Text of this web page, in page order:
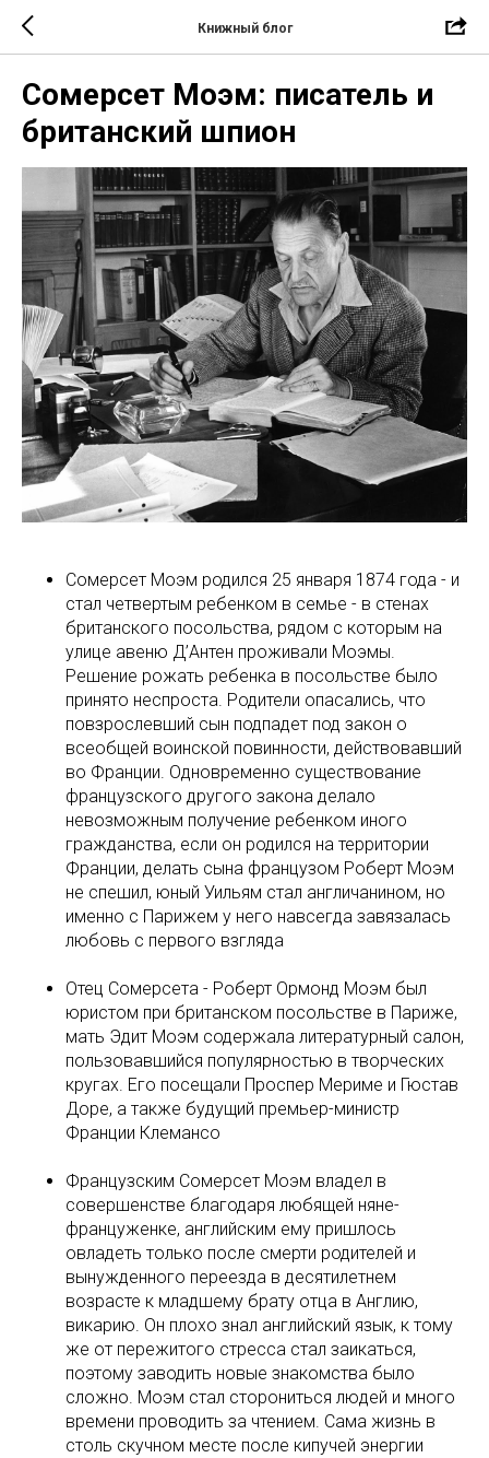
Книжный блог
Сомерсет Моэм: писатель и
британский шпион
Сомерсет Моэм родился 25 января 1874 года - и
стал четвертым ребенком в семье - в стенах
британского посольства, рядом с которым на
улице авеню Д’Антен проживали Моэмы.
Решение рожать ребенка в посольстве было
принято неспроста. Родители опасались, что
повзрослевший сын подпадет под закон о
всеобщей воинской повинности, действовавший
во Франции. Одновременно существование
французского другого закона делало
невозможным получение ребенком иного
гражданства, если он родился на территории
Франции, делать сына французом Роберт Моэм
не спешил, юный Уильям стал англичанином, но
именно с Парижем у него навсегда завязалась
любовь с первого взгляда
Отец Сомерсета - Роберт Ормонд Моэм был
юристом при британском посольстве в Париже,
мать Эдит Моэм содержала литературный салон,
пользовавшийся популярностью в творческих
кругах. Его посещали Проспер Мериме и Гюстав
Доре, а также будущий премьер-министр
Франции Клемансо
Французским Сомерсет Моэм владел в
совершенстве благодаря любящей няне-
француженке, английским ему пришлось
овладеть только после смерти родителей и
вынужденного переезда в десятилетнем
возрасте к младшему брату отца в Англию,
викарию. Он плохо знал английский язык, к тому
же от пережитого стресса стал заикаться,
поэтому заводить новые знакомства было
сложно. Моэм стал сторониться людей и много
времени проводить за чтением. Сама жизнь в
столь скучном месте после кипучей энергии